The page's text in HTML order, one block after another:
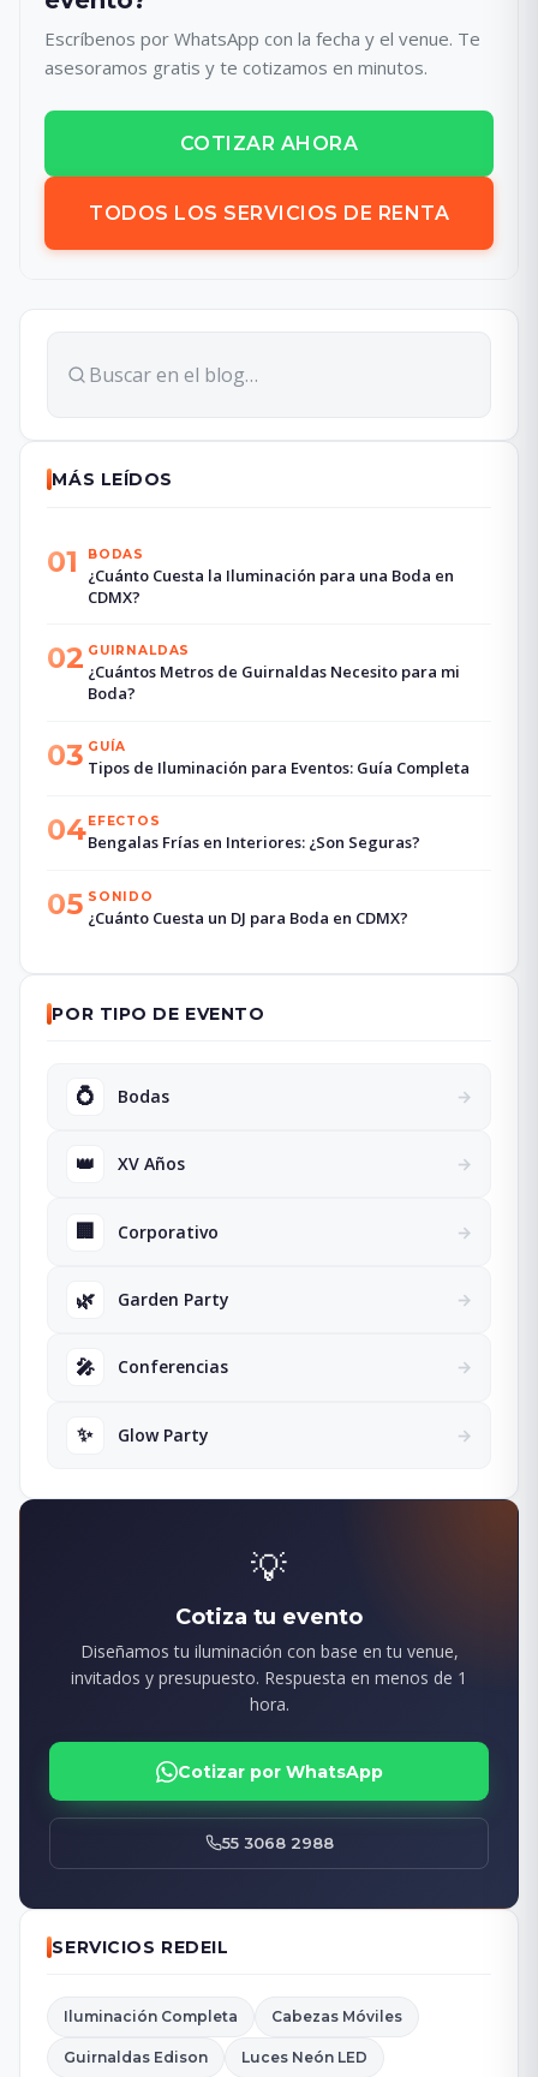
Escríbenos por WhatsApp con la fecha y el venue. Te
asesoramos gratis y te cotizamos en minutos.
COTIZAR AHORA
TODOS LOS SERVICIOS DE RENTA
MÁS LEÍDOS
01 BODAS
¿Cuánto Cuesta la Iluminación para una Boda en
CDMX?
02 GUIRNALDAS
¿Cuántos Metros de Guirnaldas Necesito para mi
Boda?
03 GUÍA
Tipos de Iluminación para Eventos: Guía Completa
04 EFECTOS
Bengalas Frías en Interiores: ¿Son Seguras?
05 SONIDO
¿Cuánto Cuesta un DJ para Boda en CDMX?
POR TIPO DE EVENTO
💍 Bodas →
👑 XV Años →
🏢 Corporativo →
🌿 Garden Party →
🎤 Conferencias →
✨ Glow Party →
💡
Cotiza tu evento
Diseñamos tu iluminación con base en tu venue,
invitados y presupuesto. Respuesta en menos de 1
hora.
Cotizar por WhatsApp
55 3068 2988
SERVICIOS REDEIL
Iluminación Completa Cabezas Móviles
Guirnaldas Edison Luces Neón LED